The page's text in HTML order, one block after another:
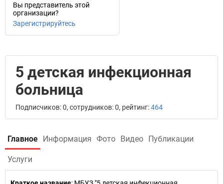
Вы представитель этой
организации?
Зарегистрируйтесь
5 детская инфекционная
больница
Подписчиков: 0, сотрудников: 0, рейтинг:464
Главное Информация Фото Видео Публикации
Услуги